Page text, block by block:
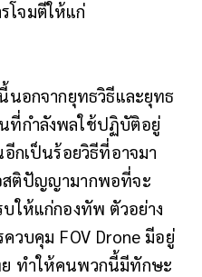
โจมตีให้แก่
นอกจากยุทธวิธีและยุทธ
ที่กำลังพลใช้ปฏิบัติอยู่
กเป็นร้อยวิธีที่อาจมา
สติปัญญามากพอที่จะ
ให้แก่กองทัพ ตัวอย่าง
วบคุม FOV Drone มีอยู่
ย ทำให้คนพวกนี้มีทักษะ